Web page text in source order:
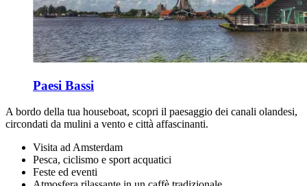
Paesi Bassi
A bordo della tua houseboat, scopri il paesaggio dei canali olandesi,
circondati da mulini a vento e città affascinanti.
Visita ad Amsterdam
Pesca, ciclismo e sport acquatici
Feste ed eventi